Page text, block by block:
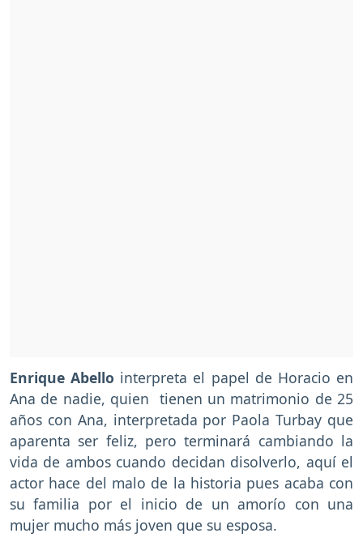
Enrique Abello interpreta el papel de Horacio en
Ana de nadie, quien tienen un matrimonio de 25
años con Ana, interpretada por Paola Turbay que
aparenta ser feliz, pero terminará cambiando la
vida de ambos cuando decidan disolverlo, aquí el
actor hace del malo de la historia pues acaba con
su familia por el inicio de un amorío con una
mujer mucho más joven que su esposa.